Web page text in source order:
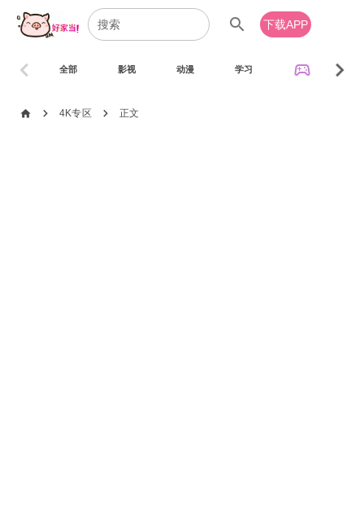
search 下载APP
全部 影视 动漫 学习 sports_esports
chevron_left chevron_right
home chevron_right 4K专区 chevron_right 正文